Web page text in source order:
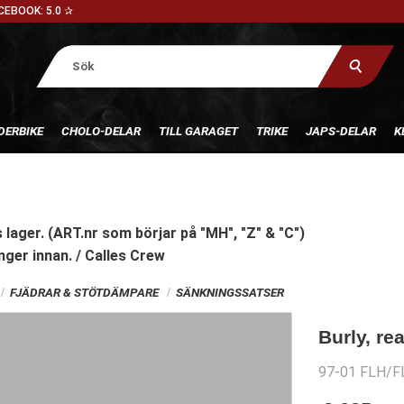
5.0 ✰
CHOLO-DELAR TILL GARAGET TRIKE JAPS-DELAR
(ART.nr som börjar på "MH", "Z" & "C")
innan. / Calles Crew
FJÄDRAR & STÖTDÄMPARE SÄNKNINGSSATSER
Burly,
97-01 FLH/